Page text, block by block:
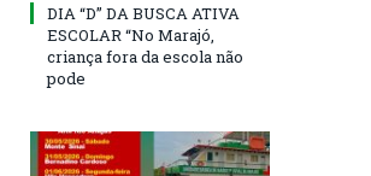
DIA “D” DA BUSCA ATIVA
ESCOLAR “No Marajó,
criança fora da escola não
pode